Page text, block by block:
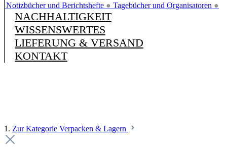
Notizbücher und Berichtshefte ● Tagebücher und Organisatoren ●
NACHHALTIGKEIT
WISSENSWERTES
LIEFERUNG & VERSAND
KONTAKT
1. Zur Kategorie Verpacken & Lagern